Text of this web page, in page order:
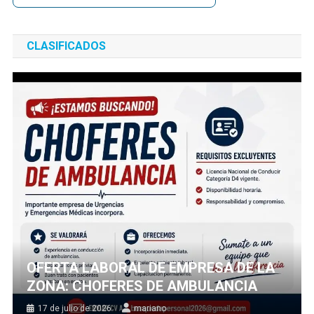
CLASIFICADOS
OFERTA LABORAL DE EMPRESA DE LA
ZONA: CHOFERES DE AMBULANCIA
17 de julio de 2026 mariano